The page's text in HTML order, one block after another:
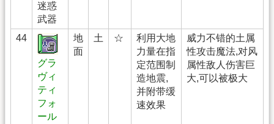
迷惑
武器
44
グラ
ヴィ
ティ
フォ
ール
地
面
土 ☆
利用大地
力量在指
定范围制
造地震,
并附带缓
速效果
威力不错的土属
性攻击魔法,对风
属性敌人伤害巨
大,可以被极大